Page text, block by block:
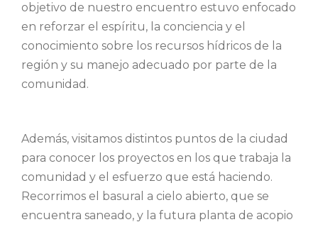
objetivo de nuestro encuentro estuvo enfocado
en reforzar el espíritu, la conciencia y el
conocimiento sobre los recursos hídricos de la
región y su manejo adecuado por parte de la
comunidad.
Además, visitamos distintos puntos de la ciudad
para conocer los proyectos en los que trabaja la
comunidad y el esfuerzo que está haciendo.
Recorrimos el basural a cielo abierto, que se
encuentra saneado, y la futura planta de acopio